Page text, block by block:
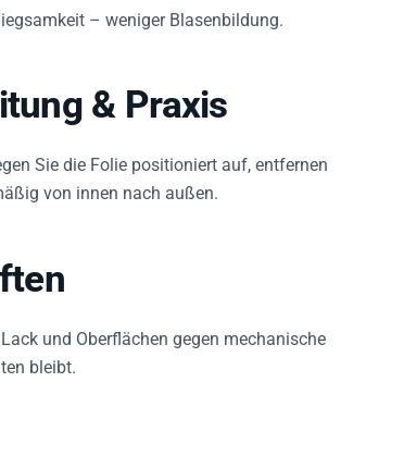
– weniger Blasenbildung.
& Praxis
Sie die Folie positioniert auf, entfernen
von innen nach außen.
und Oberflächen gegen mechanische
bleibt.